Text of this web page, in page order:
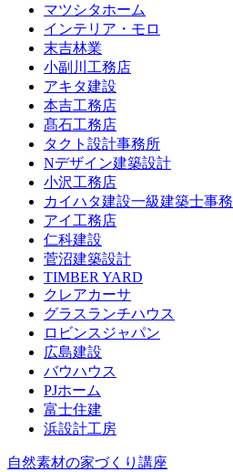
マツシタホーム
インテリア・モロ
末吉林業
小副川工務店
アキタ建設
本吉工務店
髙石工務店
タクト設計事務所
Nデザイン建築設計
小沢工務店
カイハタ建設一級建築士事
アイ工務店
仁科建設
菅沼建築設計
TIMBER YARD
クレアカーサ
グラスランチハウス
ロビンスジャパン
広島建設
バウハウス
PJホーム
富士住建
浜設計工房
自然素材の家づくり講座